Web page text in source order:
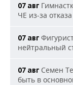
07 авг
ЧЕ из-за
07 авг
нейтральный
07 авг Семен
быть в